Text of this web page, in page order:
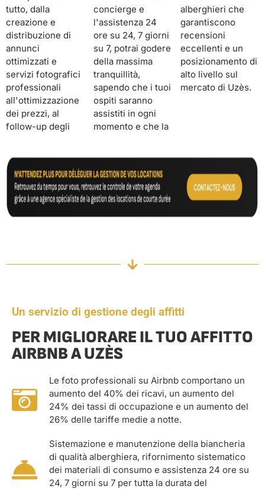
tutto, dalla
creazione e
distribuzione di
annunci
ottimizzati e
servizi fotografici
professionali
all'ottimizzazione
dei prezzi, al
follow-up degli
concierge e
l'assistenza 24
ore su 24, 7 giorni
su 7, potrai godere
della massima
tranquillità,
sapendo che i tuoi
ospiti saranno
assistiti in ogni
momento e che la
alberghieri che
garantiscono
recensioni
eccellenti e un
posizionamento di
alto livello sul
mercato di Uzès.
Un servizio di gestione degli affitti
PER MIGLIORARE IL TUO AFFITTO
AIRBNB A UZÈS
Le foto professionali su Airbnb comportano un
aumento del 40% dei ricavi, un aumento del
24% dei tassi di occupazione e un aumento del
26% delle tariffe medie a notte.
Sistemazione e manutenzione della biancheria
di qualità alberghiera, rifornimento sistematico
dei materiali di consumo e assistenza 24 ore su
24, 7 giorni su 7 per tutta la durata del